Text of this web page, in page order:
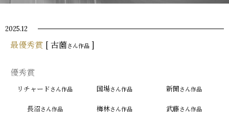
2025.12
最優秀賞 [ 古薗さん作品 ]
優秀賞
リチャードさん作品 国場さん作品 新開さん作品
長沼さん作品 梅林さん作品 武藤さん作品